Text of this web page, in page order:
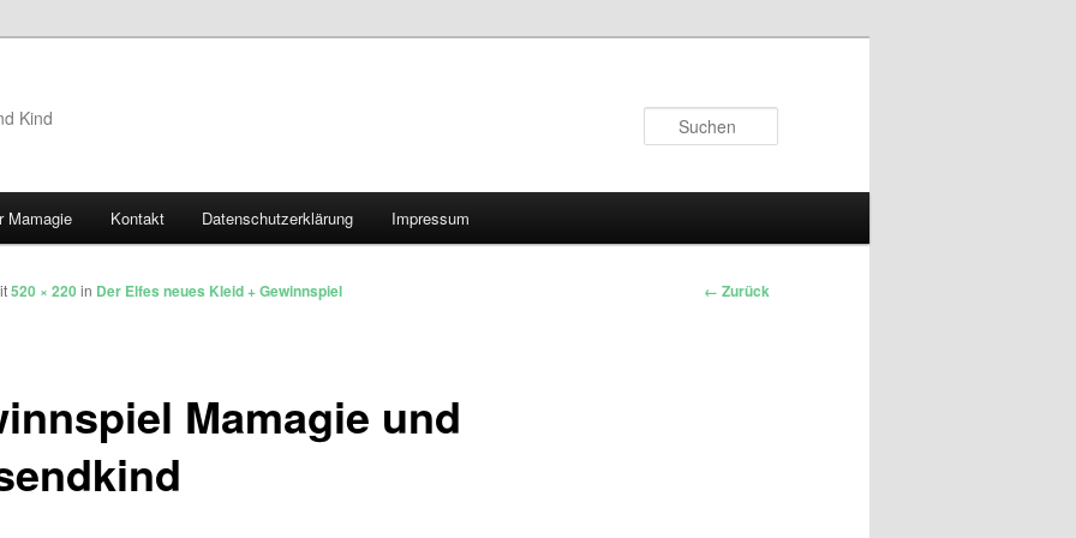
Kind
Mamagie Kontakt Datenschutzerklärung Impressum
← Zurück
Mamagie und
520 × 220in Der Elfes neues Kleid + Gewinnspiel